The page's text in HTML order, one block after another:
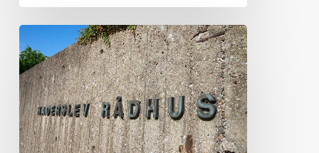
Kommunerne
overhaler
virksomheder
i
ligestilling
på